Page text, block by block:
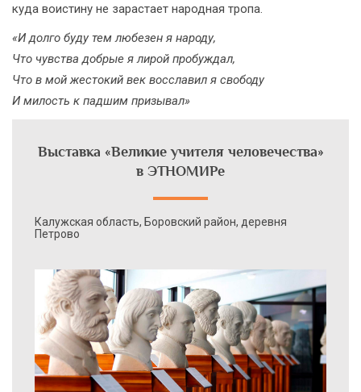
куда воистину не зарастает народная тропа.
«И долго буду тем любезен я народу,
Что чувства добрые я лирой пробуждал,
Что в мой жестокий век восславил я свободу
И милость к падшим призывал»
Выставка «Великие учителя человечества»
в ЭТНОМИРе
Калужская область, Боровский район, деревня
Петрово